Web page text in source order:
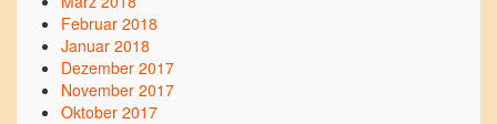
Februar 2018
Januar 2018
Dezember 2017
November 2017
Oktober 2017